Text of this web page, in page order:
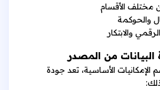
مختلف الأقسام
والحوكمة
والابتكار
الأساسية، تعد جودة